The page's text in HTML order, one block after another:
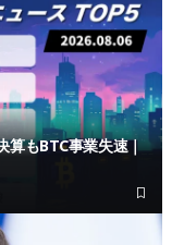
算もBTC事業失速｜